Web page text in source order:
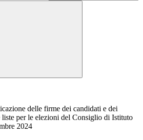
delle firme dei candidati e dei
liste per le elezioni del Consiglio di Istituto
2024